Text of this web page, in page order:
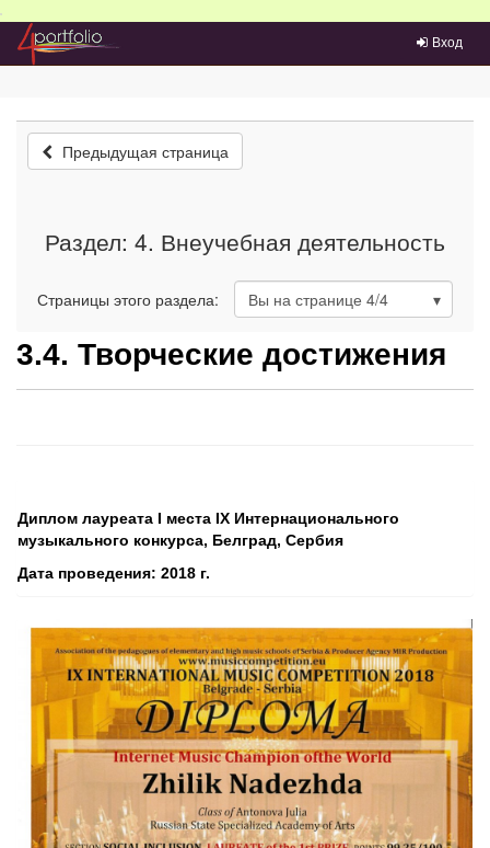
Преейти на главное меню
Вход
Предыдущая страница
Раздел: 4. Внеучебная деятельность
Страницы этого раздела: Вы на странице 4/4
3.4. Творческие достижения
Диплом лауреата I места IX Интернационального
музыкального конкурса, Белград, Сербия
Дата проведения: 2018 г.